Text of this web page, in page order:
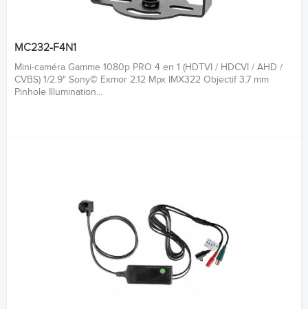
MC232-F4N1
Mini-caméra Gamme 1080p PRO 4 en 1 (HDTVI / HDCVI / AHD /
CVBS) 1/2.9" Sony© Exmor 2.12 Mpx IMX322 Objectif 3.7 mm
Pinhole Illumination...